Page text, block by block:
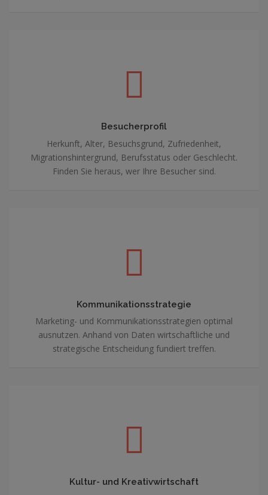
Besucherprofil
Herkunft, Alter, Besuchsgrund, Zufriedenheit,
Migrationshintergrund, Berufsstatus oder Geschlecht.
Finden Sie heraus, wer Ihre Besucher sind.
Kommunikationsstrategie
Marketing- und Kommunikationsstrategien optimal
ausnutzen. Anhand von Daten wirtschaftliche und
strategische Entscheidung fundiert treffen.
Kultur- und Kreativwirtschaft